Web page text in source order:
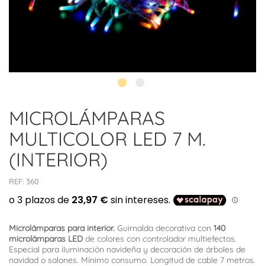
MICROLÁMPARAS
MULTICOLOR LED 7 M.
(INTERIOR)
REF: 360
Microlámparas para interior. Guirnalda decorativa con 140
microlámparas LED de colores con controlador multiefectos.
Especial para iluminación navideña y decoración de árboles de
navidad o salones. Mínimo consumo. Longitud de cable 7 metros.